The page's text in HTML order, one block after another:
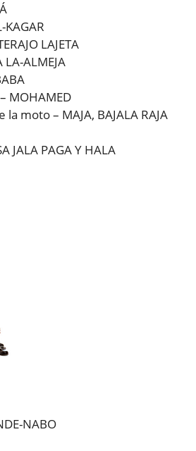
KAGAR
LAJETA
LA-ALMEJA
MOHAMED
moto – MAJA, BAJALA RAJA
JALA PAGA Y HALA
NABO